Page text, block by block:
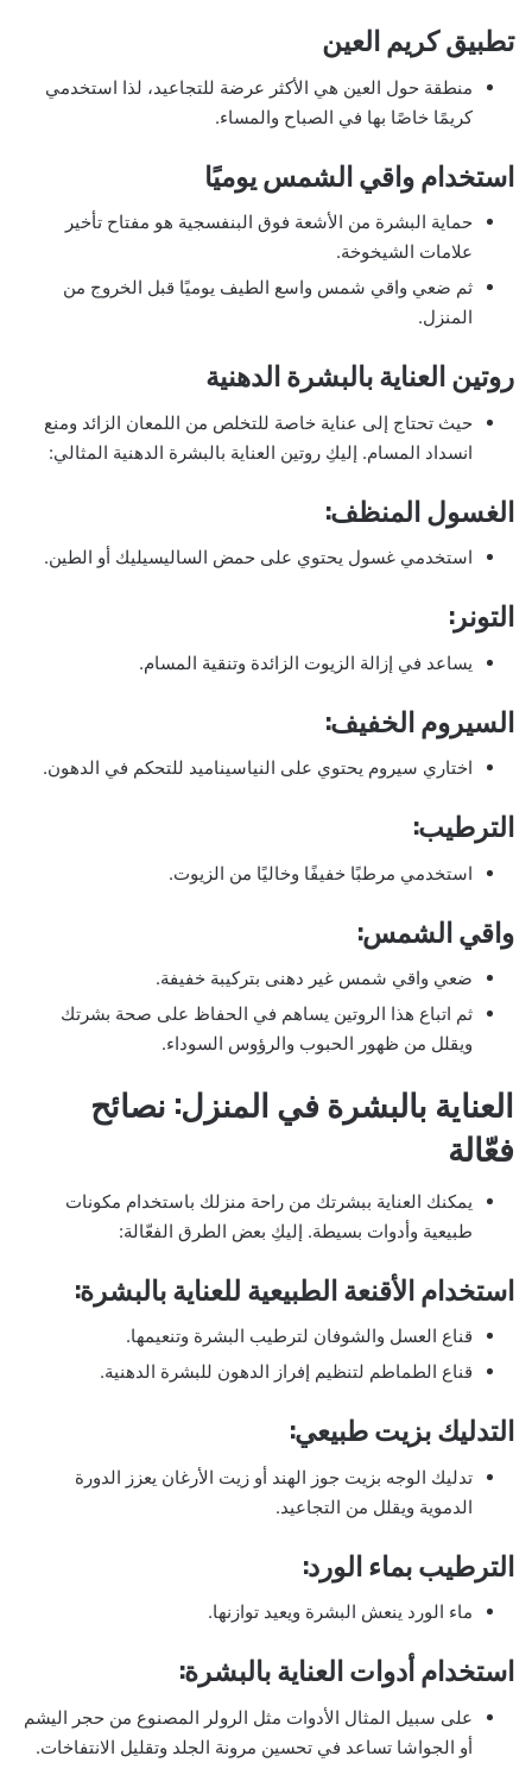
تطبيق كريم العين
منطقة حول العين هي الأكثر عرضة للتجاعيد، لذا استخدمي
كريمًا خاصًا بها في الصباح والمساء.
استخدام واقي الشمس يوميًا
حماية البشرة من الأشعة فوق البنفسجية هو مفتاح تأخير
علامات الشيخوخة.
ثم ضعي واقي شمس واسع الطيف يوميًا قبل الخروج من
المنزل.
روتين العناية بالبشرة الدهنية
حيث تحتاج إلى عناية خاصة للتخلص من اللمعان الزائد ومنع
انسداد المسام. إليكِ روتين العناية بالبشرة الدهنية المثالي:
الغسول المنظف:
استخدمي غسول يحتوي على حمض الساليسيليك أو الطين.
التونر:
يساعد في إزالة الزيوت الزائدة وتنقية المسام.
السيروم الخفيف:
اختاري سيروم يحتوي على النياسيناميد للتحكم في الدهون.
الترطيب:
استخدمي مرطبًا خفيفًا وخاليًا من الزيوت.
واقي الشمس:
ضعي واقي شمس غير دهنى بتركيبة خفيفة.
ثم اتباع هذا الروتين يساهم في الحفاظ على صحة بشرتك
ويقلل من ظهور الحبوب والرؤوس السوداء.
العناية بالبشرة في المنزل: نصائح
فعّالة
يمكنك العناية ببشرتك من راحة منزلك باستخدام مكونات
طبيعية وأدوات بسيطة. إليكِ بعض الطرق الفعّالة:
استخدام الأقنعة الطبيعية للعناية بالبشرة:
قناع العسل والشوفان لترطيب البشرة وتنعيمها.
قناع الطماطم لتنظيم إفراز الدهون للبشرة الدهنية.
التدليك بزيت طبيعي:
تدليك الوجه بزيت جوز الهند أو زيت الأرغان يعزز الدورة
الدموية ويقلل من التجاعيد.
الترطيب بماء الورد:
ماء الورد ينعش البشرة ويعيد توازنها.
استخدام أدوات العناية بالبشرة:
على سبيل المثال الأدوات مثل الرولر المصنوع من حجر اليشم
أو الجواشا تساعد في تحسين مرونة الجلد وتقليل الانتفاخات.